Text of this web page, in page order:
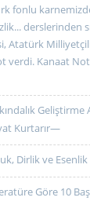
fonlu
derslerinden
Atatürk
verdi. Kanaat
Geliştirme
Kurtarır—
Dirlik ve
Göre 10